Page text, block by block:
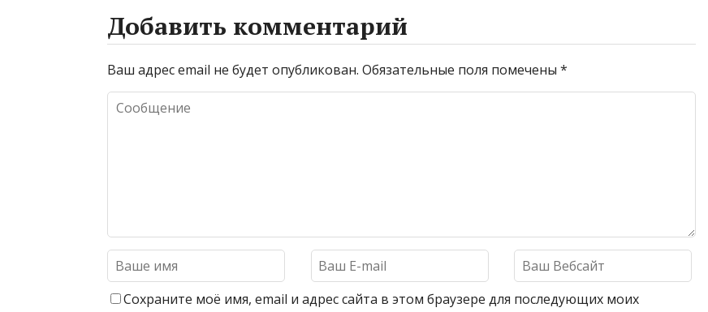
Добавить комментарий
Ваш адрес email не будет опубликован. Обязательные поля помечены *
Сохраните моё имя, email и адрес сайта в этом браузере для последующих моих